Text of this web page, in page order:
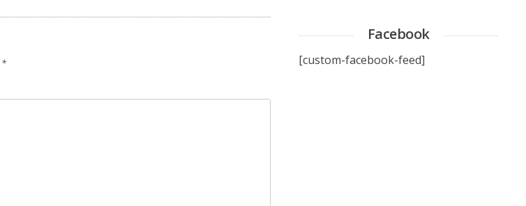
*
Facebook
[custom-facebook-feed]